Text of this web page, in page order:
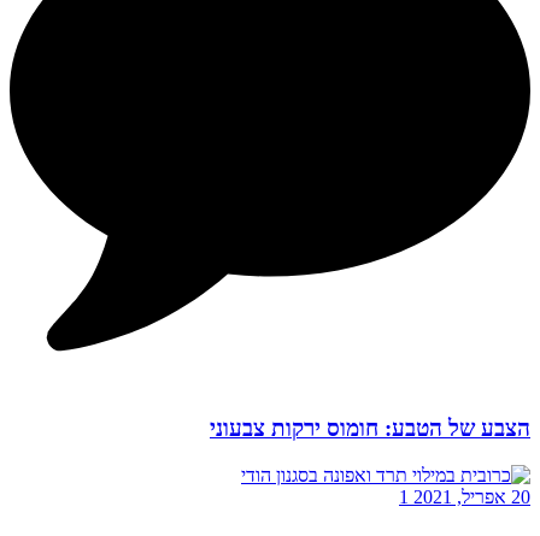
הצבע של הטבע: חומוס ירקות צבעוני
20 אפריל, 2021 1